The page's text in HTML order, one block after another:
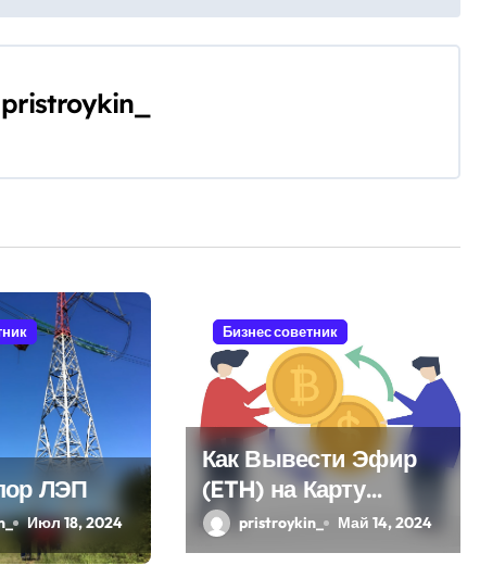
pristroykin_
ЛЭП
Июл 18, 2024
Бизнес советник
Как Вывести Эфир
(ETH) на Карту
Сбербанка:
Пошаговое
pristroykin_ Май 14, 2024